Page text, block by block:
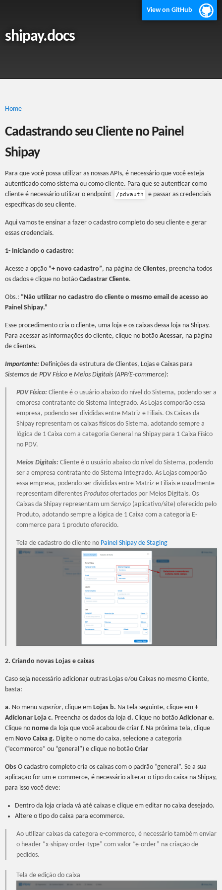
View on GitHub
shipay.docs
Home
Cadastrando seu Cliente no Painel
Shipay
Para que você possa utilizar as nossas APIs, é necessário que você esteja
autenticado como sistema ou como cliente. Para que se autenticar como
cliente é necessário utilizar o endpoint
/pdvauth
e passar as credenciais
específicas do seu cliente.
Aqui vamos te ensinar a fazer o cadastro completo do seu cliente e gerar
essas credenciais.
1- Iniciando o cadastro:
Acesse a opção ”+ novo cadastro”, na página de Clientes, preencha todos
os dados e clique no botão Cadastrar Cliente.
Obs.: “Não utilizar no cadastro do cliente o mesmo email de acesso ao
Painel Shipay.”
Esse procedimento cria o cliente, uma loja e os caixas dessa loja na Shipay.
Para acessar as informações do cliente, clique no botão Acessar, na página
de clientes.
Importante: Definições da estrutura de Clientes, Lojas e Caixas para
Sistemas de PDV Físico e Meios Digitais (APP/E-commerce):
PDV Físico: Cliente é o usuário abaixo do nível do Sistema, podendo ser a
empresa contratante do Sistema Integrado. As Lojas comporão essa
empresa, podendo ser divididas entre Matriz e Filiais. Os Caixas da
Shipay representam os caixas físicos do Sistema, adotando sempre a
lógica de 1 Caixa com a categoria General na Shipay para 1 Caixa Físico
no PDV.
Meios Digitais: Cliente é o usuário abaixo do nível do Sistema, podendo
ser a empresa contratante do Sistema Integrado. As Lojas comporão
essa empresa, podendo ser divididas entre Matriz e Filiais e usualmente
representam diferentes Produtos ofertados por Meios Digitais. Os
Caixas da Shipay representam um Serviço (aplicativo/site) oferecido pelo
Produto, adotando sempre a lógica de 1 Caixa com a categoria E-
commerce para 1 produto oferecido.
Tela de cadastro do cliente no Painel Shipay de Staging
2. Criando novas Lojas e caixas
Caso seja necessário adicionar outras Lojas e/ou Caixas no mesmo Cliente,
basta:
a. No menu superior, clique em Lojas b. Na tela seguinte, clique em +
Adicionar Loja c. Preencha os dados da loja d. Clique no botão Adicionar e.
Clique no nome da loja que você acabou de criar f. Na próxima tela, clique
em Novo Caixa g. Digite o nome do caixa, selecione a categoria
(“ecommerce” ou “general”) e clique no botão Criar
Obs O cadastro completo cria os caixas com o padrão “general”. Se a sua
aplicação for um e-commerce, é necessário alterar o tipo do caixa na Shipay,
para isso você deve:
Dentro da loja criada vá até caixas e clique em editar no caixa desejado.
Altere o tipo do caixa para ecommerce.
Ao utilizar caixas da categora e-commerce, é necessário também enviar
o header “x-shipay-order-type” com valor “e-order” na criação de
pedidos.
Tela de edição do caixa